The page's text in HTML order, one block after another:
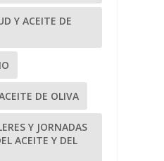
Y ACEITE DE
DE OLIVA
Y JORNADAS
ACEITE Y DEL